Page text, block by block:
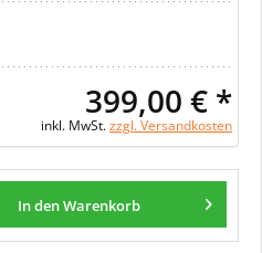
399,00 € *
inkl. MwSt.zzgl. Versandkosten
In den Warenkorb